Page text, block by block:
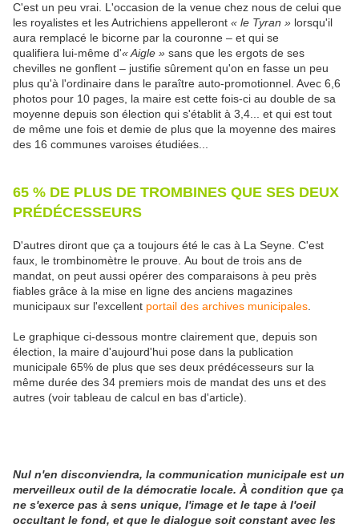
C'est un peu vrai. L'occasion de la venue chez nous de celui que
les royalistes et les Autrichiens appelleront « le Tyran » lorsqu'il
aura remplacé le bicorne par la couronne – et qui se
qualifiera lui-même d'« Aigle » sans que les ergots de ses
chevilles ne gonflent – justifie sûrement qu'on en fasse un peu
plus qu'à l'ordinaire dans le paraître auto-promotionnel. Avec 6,6
photos pour 10 pages, la maire est cette fois-ci au double de sa
moyenne depuis son élection qui s'établit à 3,4... et qui est tout
de même une fois et demie de plus que la moyenne des maires
des 16 communes varoises étudiées...
65 % DE PLUS DE TROMBINES QUE SES DEUX
PRÉDÉCESSEURS
D'autres diront que ça a toujours été le cas à La Seyne. C'est
faux, le trombinomètre le prouve. Au bout de trois ans de
mandat, on peut aussi opérer des comparaisons à peu près
fiables grâce à la mise en ligne des anciens magazines
municipaux sur l'excellent portail des archives municipales
Le graphique ci-dessous montre clairement que, depuis son
élection, la maire d'aujourd'hui pose dans la publication
municipale 65% de plus que ses deux prédécesseurs sur la
même durée des 34 premiers mois de mandat des uns et des
autres (voir tableau de calcul en bas d'article).
Nul n'en disconviendra, la communication municipale est un
merveilleux outil de la démocratie locale. À condition que ça
ne s'exerce pas à sens unique, l'image et le tape à l'oeil
occultant le fond, et que le dialogue soit constant avec les